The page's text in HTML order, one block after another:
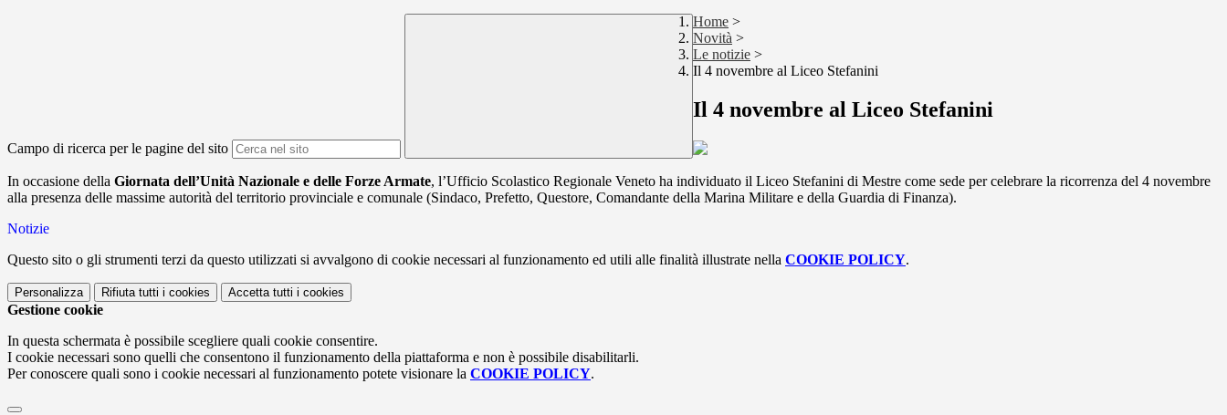
Campo di ricerca per le pagine del sito
Home >
Novità >
Le notizie >
Il 4 novembre al Liceo Stefanini
Il 4 novembre al Liceo Stefanini
In occasione della Giornata dell’Unità Nazionale e delle Forze Armate, l’Ufficio Scolastico Regionale Veneto ha individuato il Liceo Stefanini di Mestre come sede per celebrare la ricorrenza del 4 novembre
alla presenza delle massime autorità del territorio provinciale e comunale (Sindaco, Prefetto, Questore, Comandante della Marina Militare e della Guardia di Finanza).
Notizie
Questo sito o gli strumenti terzi da questo utilizzati si avvalgono di cookie necessari al funzionamento ed utili alle finalità illustrate nella COOKIE POLICY.
Personalizza Rifiuta tutti i cookies Accetta tutti i cookies
Gestione cookie
In questa schermata è possibile scegliere quali cookie consentire.
I cookie necessari sono quelli che consentono il funzionamento della piattaforma e non è possibile disabilitarli.
Per conoscere quali sono i cookie necessari al funzionamento potete visionare la COOKIE POLICY.